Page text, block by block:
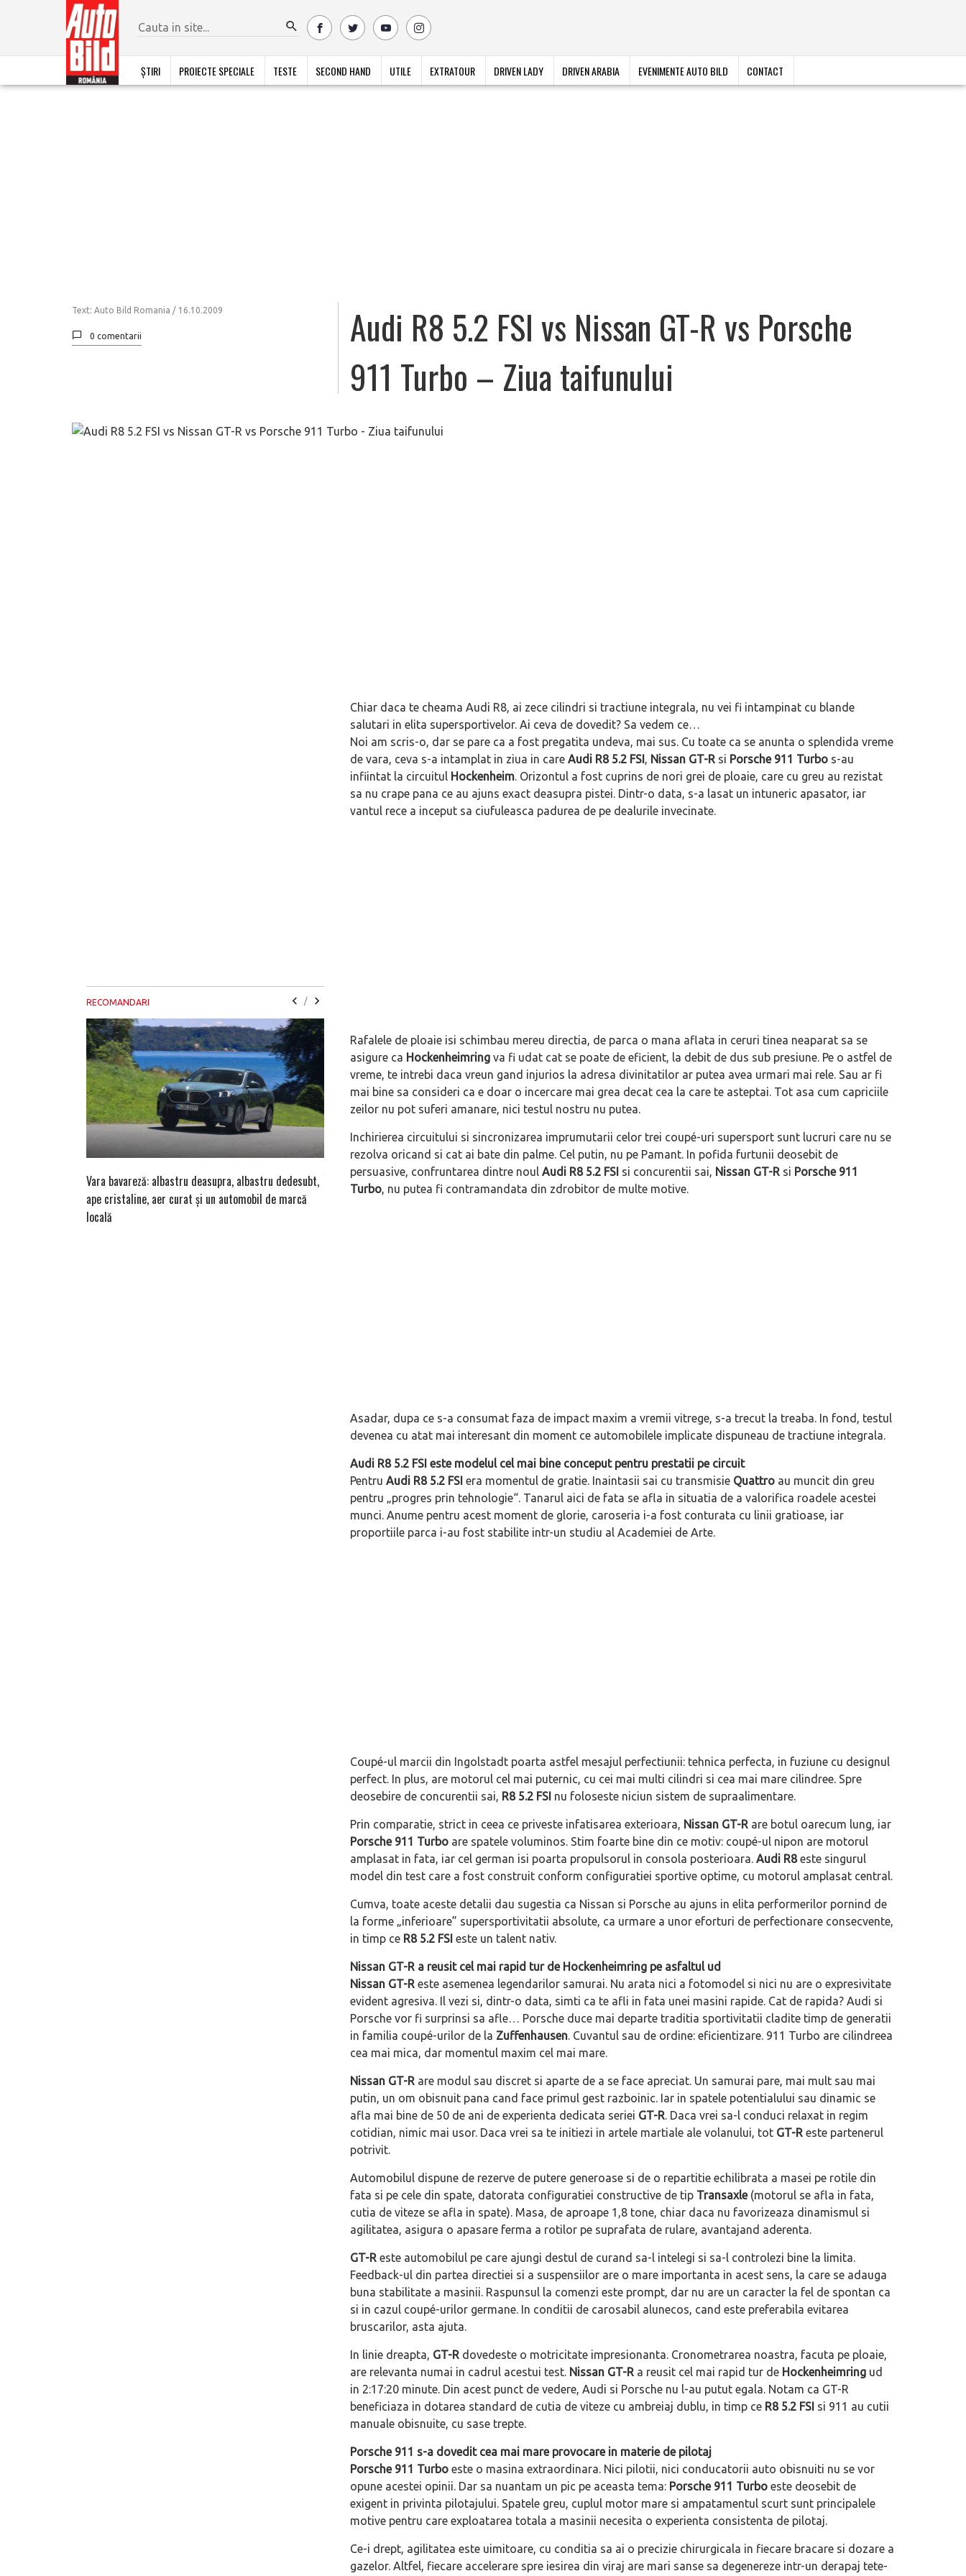
ȘTIRI PROIECTE SPECIALE TESTE SECOND HAND UTILE EXTRATOUR DRIVEN LADY DRIVEN ARABIA EVENIMENTE AUTO BILD CONTACT
Text: Auto Bild Romania / 16.10.2009
0 comentarii
Audi R8 5.2 FSI vs Nissan GT-R vs Porsche
911 Turbo – Ziua taifunului
Chiar daca te cheama Audi R8, ai zece cilindri si tractiune integrala, nu vei fi intampinat cu blande
salutari in elita supersportivelor. Ai ceva de dovedit? Sa vedem ce…
Noi am scris-o, dar se pare ca a fost pregatita undeva, mai sus. Cu toate ca se anunta o splendida vreme
de vara, ceva s-a intamplat in ziua in careAudi R8 5.2 FSI, Nissan GT-Rsi Porsche 911 Turbos-au
infiintat la circuitul Hockenheim. Orizontul a fost cuprins de nori grei de ploaie, care cu greu au rezistat
sa nu crape pana ce au ajuns exact deasupra pistei. Dintr-o data, s-a lasat un intuneric apasator, iar
vantul rece a inceput sa ciufuleasca padurea de pe dealurile invecinate.
Rafalele de ploaie isi schimbau mereu directia, de parca o mana aflata in ceruri tinea neaparat sa se
asigure ca Hockenheimringva fi udat cat se poate de eficient, la debit de dus sub presiune. Pe o astfel de
vreme, te intrebi daca vreun gand injurios la adresa divinitatilor ar putea avea urmari mai rele. Sau ar fi
mai bine sa consideri ca e doar o incercare mai grea decat cea la care te asteptai. Tot asa cum capriciile
zeilor nu pot suferi amanare, nici testul nostru nu putea.
Inchirierea circuitului si sincronizarea imprumutarii celor trei coupé-uri supersport sunt lucruri care nu se
rezolva oricand si cat ai bate din palme. Cel putin, nu pe Pamant. In pofida furtunii deosebit de
persuasive, confruntarea dintre noul Audi R8 5.2 FSI si concurentii sai, Nissan GT-Rsi Porsche 911
Turbo, nu putea fi contramandata din zdrobitor de multe motive.
Asadar, dupa ce s-a consumat faza de impact maxim a vremii vitrege, s-a trecut la treaba. In fond, testul
devenea cu atat mai interesant din moment ce automobilele implicate dispuneau de tractiune integrala.
Audi R8 5.2 FSI este modelul cel mai bine conceput pentru prestatii pe circuit
Pentru Audi R8 5.2 FSI era momentul de gratie. Inaintasii sai cu transmisie Quattroau muncit din greu
pentru „progres prin tehnologie“. Tanarul aici de fata se afla in situatia de a valorifica roadele acestei
munci. Anume pentru acest moment de glorie, caroseria i-a fost conturata cu linii gratioase, iar
proportiile parca i-au fost stabilite intr-un studiu al Academiei de Arte.
Coupé-ul marcii din Ingolstadt poarta astfel mesajul perfectiunii: tehnica perfecta, in fuziune cu designul
perfect. In plus, are motorul cel mai puternic, cu cei mai multi cilindri si cea mai mare cilindree. Spre
deosebire de concurentii sai, R8 5.2 FSI nu foloseste niciun sistem de supraalimentare.
Prin comparatie, strict in ceea ce priveste infatisarea exterioara, Nissan GT-R are botul oarecum lung, iar
Porsche 911 Turboare spatele voluminos. Stim foarte bine din ce motiv: coupé-ul nipon are motorul
amplasat in fata, iar cel german isi poarta propulsorul in consola posterioara. Audi R8este singurul
model din test care a fost construit conform configuratiei sportive optime, cu motorul amplasat central.
Cumva, toate aceste detalii dau sugestia ca Nissan si Porsche au ajuns in elita performerilor pornind de
la forme „inferioare” supersportivitatii absolute, ca urmare a unor eforturi de perfectionare consecvente,
in timp ce R8 5.2 FSI este un talent nativ.
Nissan GT-R a reusit cel mai rapid tur de Hockenheimring pe asfaltul ud
Nissan GT-Reste asemenea legendarilor samurai. Nu arata nici a fotomodel si nici nu are o expresivitate
evident agresiva. Il vezi si, dintr-o data, simti ca te afli in fata unei masini rapide. Cat de rapida? Audi si
Porsche vor fi surprinsi sa afle… Porsche duce mai departe traditia sportivitatii cladite timp de generatii
in familia coupé-urilor de la Zuffenhausen. Cuvantul sau de ordine: eficientizare. 911 Turbo are cilindreea
cea mai mica, dar momentul maxim cel mai mare.
Nissan GT-Rare modul sau discret si aparte de a se face apreciat. Un samurai pare, mai mult sau mai
putin, un om obisnuit pana cand face primul gest razboinic. Iar in spatele potentialului sau dinamic se
afla mai bine de 50 de ani de experienta dedicata seriei GT-R. Daca vrei sa-l conduci relaxat in regim
cotidian, nimic mai usor. Daca vrei sa te initiezi in artele martiale ale volanului, tot GT-Reste partenerul
potrivit.
Automobilul dispune de rezerve de putere generoase si de o repartitie echilibrata a masei pe rotile din
fata si pe cele din spate, datorata configuratiei constructive de tip Transaxle(motorul se afla in fata,
cutia de viteze se afla in spate). Masa, de aproape 1,8 tone, chiar daca nu favorizeaza dinamismul si
agilitatea, asigura o apasare ferma a rotilor pe suprafata de rulare, avantajand aderenta.
GT-Reste automobilul pe care ajungi destul de curand sa-l intelegi si sa-l controlezi bine la limita.
Feedback-ul din partea directiei si a suspensiilor are o mare importanta in acest sens, la care se adauga
buna stabilitate a masinii. Raspunsul la comenzi este prompt, dar nu are un caracter la fel de spontan ca
si in cazul coupé-urilor germane. In conditii de carosabil alunecos, cand este preferabila evitarea
bruscarilor, asta ajuta.
In linie dreapta, GT-Rdovedeste o motricitate impresionanta. Cronometrarea noastra, facuta pe ploaie,
are relevanta numai in cadrul acestui test. Nissan GT-Ra reusit cel mai rapid tur de Hockenheimringud
in 2:17:20 minute. Din acest punct de vedere, Audi si Porsche nu l-au putut egala. Notam ca GT-R
beneficiaza in dotarea standard de cutia de viteze cu ambreiaj dublu, in timp ce R8 5.2 FSI si 911 au cutii
manuale obisnuite, cu sase trepte.
Porsche 911 s-a dovedit cea mai mare provocare in materie de pilotaj
Porsche 911 Turboeste o masina extraordinara. Nici pilotii, nici conducatorii auto obisnuiti nu se vor
opune acestei opinii. Dar sa nuantam un pic pe aceasta tema: Porsche 911 Turboeste deosebit de
exigent in privinta pilotajului. Spatele greu, cuplul motor mare si ampatamentul scurt sunt principalele
motive pentru care exploatarea totala a masinii necesita o experienta consistenta de pilotaj.
Ce-i drept, agilitatea este uimitoare, cu conditia sa ai o precizie chirurgicala in fiecare bracare si dozare a
gazelor. Altfel, fiecare accelerare spre iesirea din viraj are mari sanse sa degenereze intr-un derapaj tete-
RECOMANDARI /
Vara bavareză: albastru deasupra, albastru dedesubt,
ape cristaline, aer curat și un automobil de marcă
locală
În 2026 se împlinesc 50 de ani de când Porsche a
introdus configurația „transaxle” în producție, pe
În ploaia de lansări de SUV-uri a ultimilor ani, un
coupe autentic de felul lui Vision BMW Alpina
Salonul Auto de la Beijing 2026: